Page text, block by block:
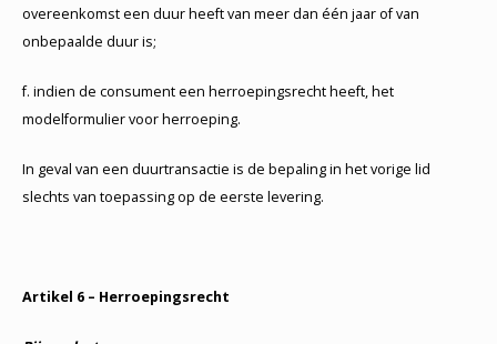
overeenkomst een duur heeft van meer dan één jaar of van
onbepaalde duur is;
f. indien de consument een herroepingsrecht heeft, het
modelformulier voor herroeping.
In geval van een duurtransactie is de bepaling in het vorige lid
slechts van toepassing op de eerste levering.
Artikel 6 – Herroepingsrecht